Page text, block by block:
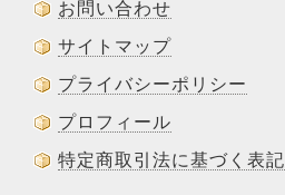
お問い合わせ
サイトマップ
プライバシーポリシー
プロフィール
特定商取引法に基づく表記